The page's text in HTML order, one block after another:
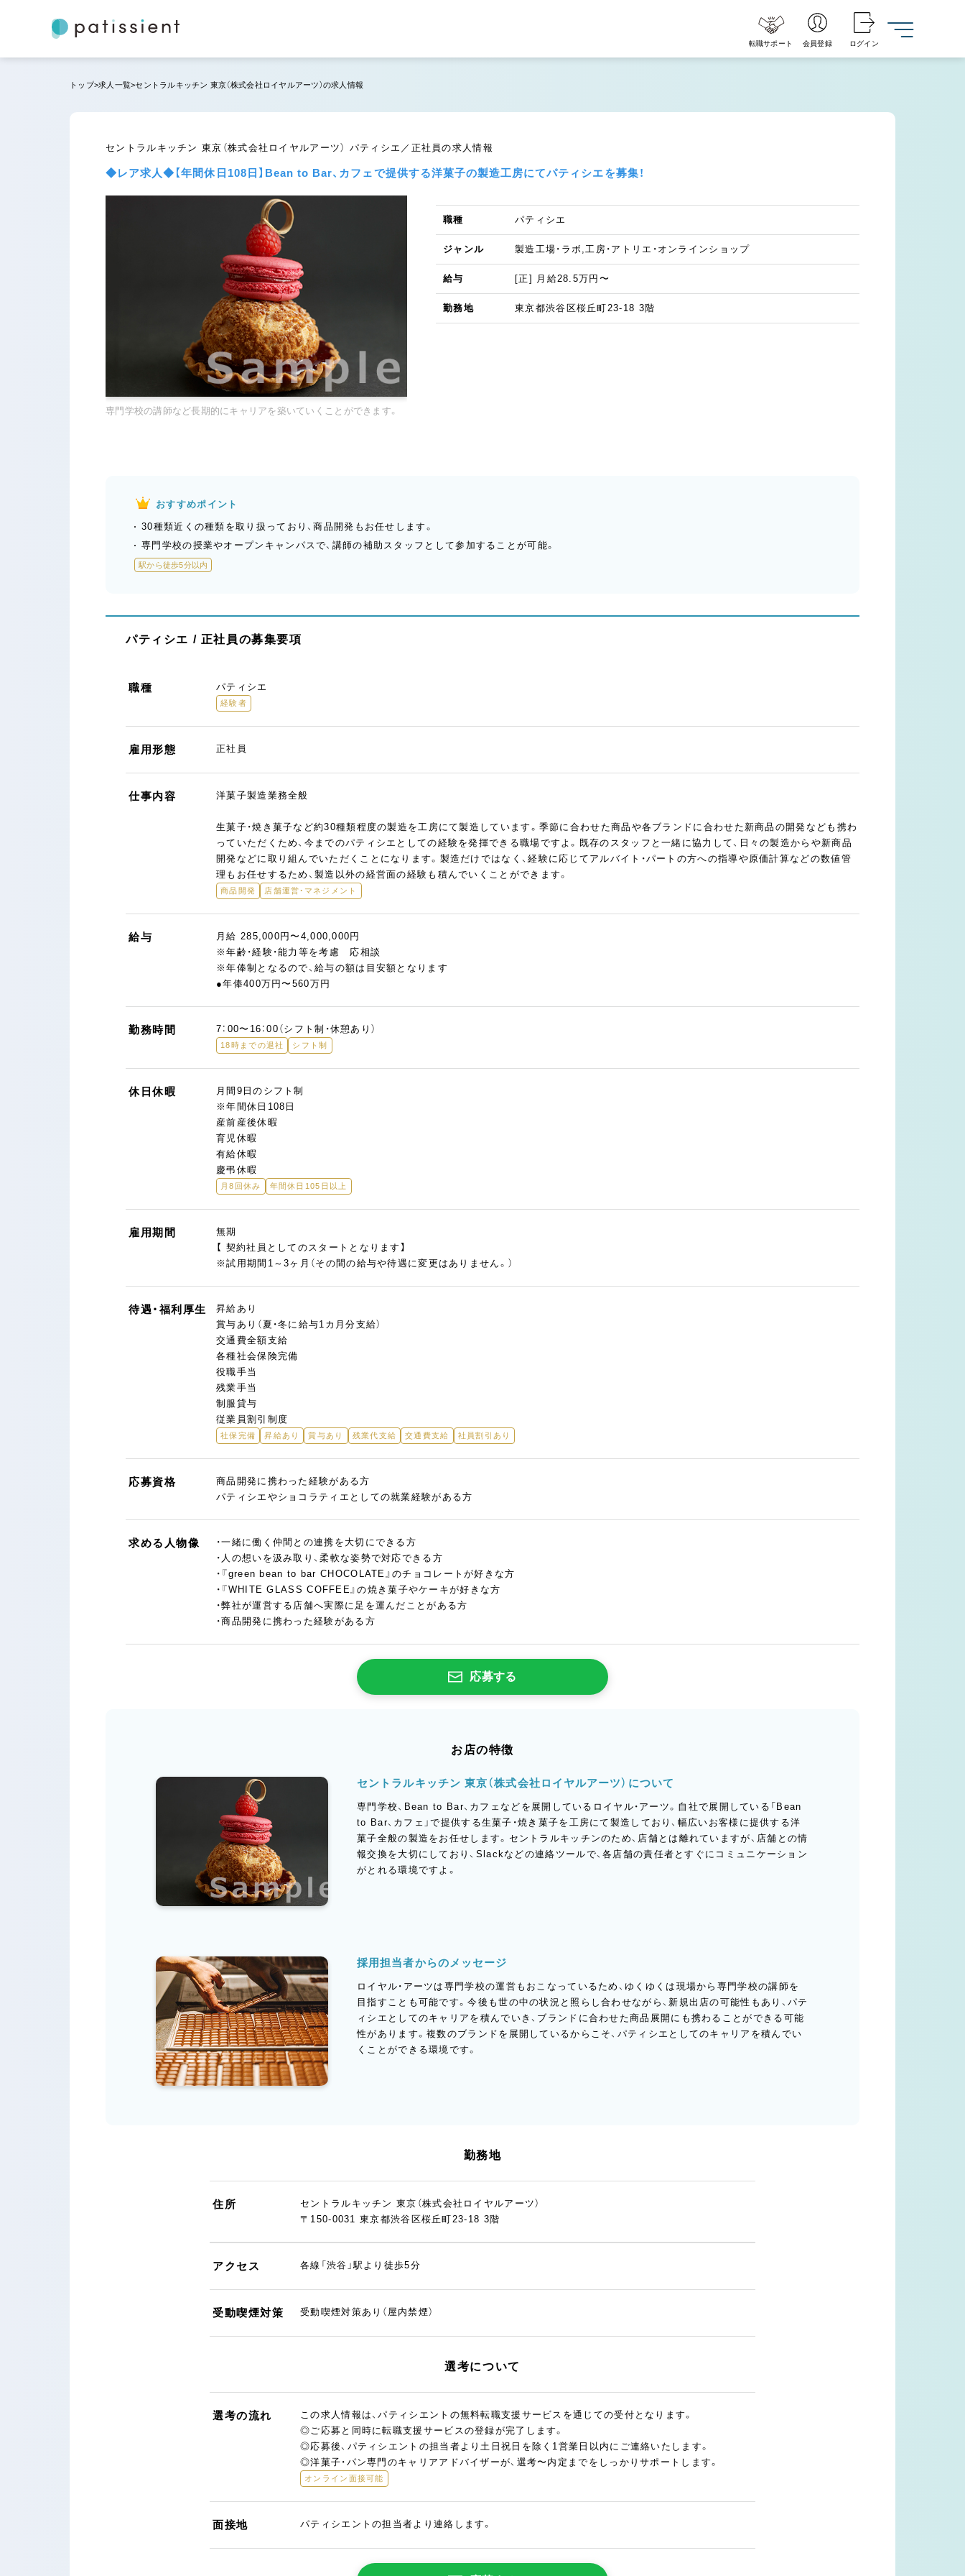
転職サポート 会員登録 ログイン
トップ 求人一覧 セントラルキッチン 東京（株式会社ロイヤルアーツ）の求人情報
セントラルキッチン 東京（株式会社ロイヤルアーツ） パティシエ／正社員の求人情報
◆レア求人◆【年間休日108日】Bean to Bar、カフェで提供する洋菓子の製造工房にてパティシエを募集！
専門学校の講師など長期的にキャリアを築いていくことができます。
職種 パティシエ
ジャンル 製造工場・ラボ,工房・アトリエ・オンラインショップ
給与 [正] 月給28.5万円〜
勤務地 東京都渋谷区桜丘町23-18 3階
おすすめポイント
30種類近くの種類を取り扱っており、商品開発もお任せします。
専門学校の授業やオープンキャンパスで、講師の補助スタッフとして参加することが可能。
駅から徒歩5分以内
パティシエ / 正社員の募集要項
職種 パティシエ
経験者
雇用形態 正社員
仕事内容 洋菓子製造業務全般
生菓子・焼き菓子など約30種類程度の製造を工房にて製造しています。季節に合わせた商品や各ブランドに合わせた新商品の開発なども携わ
っていただくため、今までのパティシエとしての経験を発揮できる職場ですよ。既存のスタッフと一緒に協力して、日々の製造からや新商品
開発などに取り組んでいただくことになります。製造だけではなく、経験に応じてアルバイト・パートの方への指導や原価計算などの数値管
理もお任せするため、製造以外の経営面の経験も積んでいくことができます。
商品開発 店舗運営・マネジメント
給与
月給 285,000円〜4,000,000円
※年齢・経験・能力等を考慮 応相談
※年俸制となるので、給与の額は目安額となります
●年俸400万円〜560万円
勤務時間 7：00〜16：00（シフト制・休憩あり）
18時までの退社 シフト制
休日休暇
月間9日のシフト制
※年間休日108日
産前産後休暇
育児休暇
有給休暇
慶弔休暇
月8回休み 年間休日105日以上
雇用期間
無期
【 契約社員としてのスタートとなります】
※試用期間1～3ヶ月（その間の給与や待遇に変更はありません。）
待遇・福利厚生
昇給あり
賞与あり（夏・冬に給与1カ月分支給）
交通費全額支給
各種社会保険完備
役職手当
残業手当
制服貸与
従業員割引制度
社保完備 昇給あり 賞与あり 残業代支給 交通費支給 社員割引あり
応募資格
商品開発に携わった経験がある方
パティシエやショコラティエとしての就業経験がある方
求める人物像
・一緒に働く仲間との連携を大切にできる方
・人の想いを汲み取り、柔軟な姿勢で対応できる方
・『green bean to bar CHOCOLATE』のチョコレートが好きな方
・『WHITE GLASS COFFEE』の焼き菓子やケーキが好きな方
・弊社が運営する店舗へ実際に足を運んだことがある方
・商品開発に携わった経験がある方
応募する
お店の特徴
セントラルキッチン 東京（株式会社ロイヤルアーツ）について
専門学校、Bean to Bar、カフェなどを展開しているロイヤル・アーツ。自社で展開している「Bean
to Bar、カフェ」で提供する生菓子・焼き菓子を工房にて製造しており、幅広いお客様に提供する洋
菓子全般の製造をお任せします。セントラルキッチンのため、店舗とは離れていますが、店舗との情
報交換を大切にしており、Slackなどの連絡ツールで、各店舗の責任者とすぐにコミュニケーション
がとれる環境ですよ。
採用担当者からのメッセージ
ロイヤル・アーツは専門学校の運営もおこなっているため、ゆくゆくは現場から専門学校の講師を
目指すことも可能です。今後も世の中の状況と照らし合わせながら、新規出店の可能性もあり、パテ
ィシエとしてのキャリアを積んでいき、ブランドに合わせた商品展開にも携わることができる可能
性があります。複数のブランドを展開しているからこそ、パティシエとしてのキャリアを積んでい
くことができる環境です。
勤務地
住所
セントラルキッチン 東京（株式会社ロイヤルアーツ）
〒150-0031 東京都渋谷区桜丘町23-18 3階
アクセス 各線「渋谷」駅より徒歩5分
受動喫煙対策 受動喫煙対策あり（屋内禁煙）
選考について
選考の流れ
この求人情報は、パティシエントの無料転職支援サービスを通じての受付となります。
◎ご応募と同時に転職支援サービスの登録が完了します。
◎応募後、パティシエントの担当者より土日祝日を除く1営業日以内にご連絡いたします。
◎洋菓子・パン専門のキャリアアドバイザーが、選考〜内定までをしっかりサポートします。
オンライン面接可能
面接地 パティシエントの担当者より連絡します。